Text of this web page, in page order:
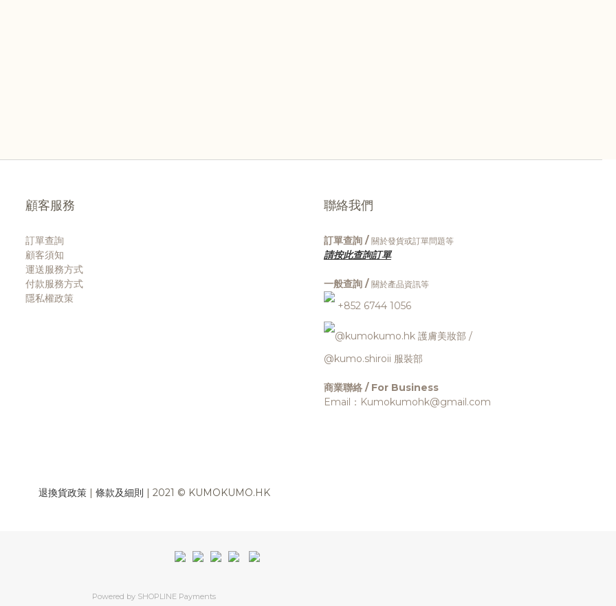
顧客服務
訂單查詢
顧客須知
運送服務方式
付款服務方式
隱私權政策
聯絡我們
訂單查詢 / 關於發貨或訂單問題等
請按此查詢訂單
一般查詢 / 關於產品資訊等
+852 6744 1056
@kumokumo.hk 護膚美妝部 /
@kumo.shiroii 服裝部
商業聯絡 / For Business
Email：Kumokumohk@gmail.com
退換貨政策| 條款及細則 | 2021 © KUMOKUMO.HK
Powered by SHOPLINE Payments